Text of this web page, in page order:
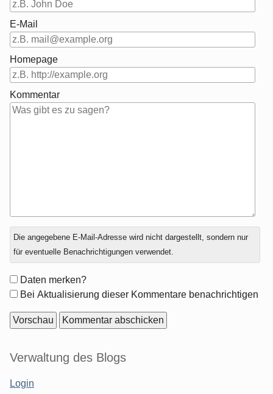
E-Mail
Homepage
Kommentar
Antwort
zu
Die angegebene E-Mail-Adresse wird nicht dargestellt, sondern nur
für eventuelle Benachrichtigungen verwendet.
Formular-
Optionen
Daten merken?
Bei Aktualisierung dieser Kommentare benachrichtigen
Seitenleiste
Verwaltung des Blogs
Login